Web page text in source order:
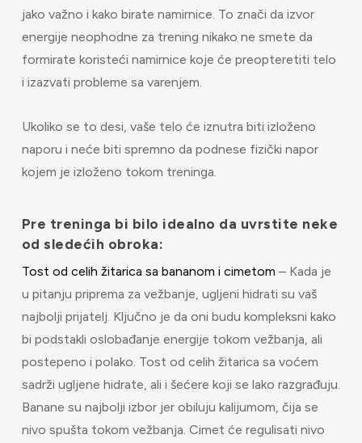
jako važno i kako birate namirnice. To znači da izvor
energije neophodne za trening nikako ne smete da
formirate koristeći namirnice koje će preopteretiti telo
i izazvati probleme sa varenjem.
Ukoliko se to desi, vaše telo će iznutra biti izloženo
naporu i neće biti spremno da podnese fizički napor
kojem je izloženo tokom treninga.
Pre treninga bi bilo idealno da uvrstite neke
od sledećih obroka:
Tost od celih žitarica sa bananom i cimetom – Kada je
u pitanju priprema za vežbanje, ugljeni hidrati su vaš
najbolji prijatelj. Ključno je da oni budu kompleksni kako
bi podstakli oslobađanje energije tokom vežbanja, ali
postepeno i polako. Tost od celih žitarica sa voćem
sadrži ugljene hidrate, ali i šećere koji se lako razgrađuju.
Banane su najbolji izbor jer obiluju kalijumom, čija se
nivo spušta tokom vežbanja. Cimet će regulisati nivo